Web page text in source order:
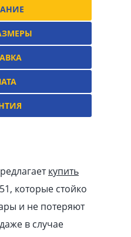
купить
которые стойко
и не потеряют
в случае